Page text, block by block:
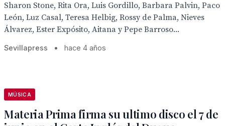
Sharon Stone, Rita Ora, Luis Gordillo, Barbara Palvin, Paco
León, Luz Casal, Teresa Helbig, Rossy de Palma, Nieves
Álvarez, Ester Expósito, Aitana y Pepe Barroso...
Sevillapress • hace 4 años
MÚSICA
Materia Prima firma su ultimo disco el 7 de